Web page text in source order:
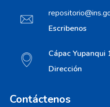
Escribenos
Cápac Yupanqui
Dirección
Contáctenos